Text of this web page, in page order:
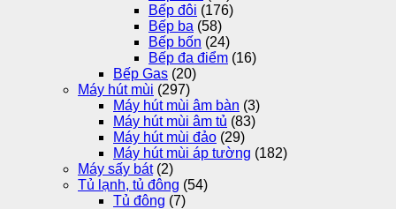
Bếp đôi (176)
Bếp ba (58)
Bếp bốn (24)
Bếp đa điểm (16)
Bếp Gas (20)
Máy hút mùi (297)
Máy hút mùi âm bàn (3)
Máy hút mùi âm tủ (83)
Máy hút mùi đảo (29)
Máy hút mùi áp tường (182)
Máy sấy bát (2)
Tủ lạnh, tủ đông (54)
Tủ đông (7)